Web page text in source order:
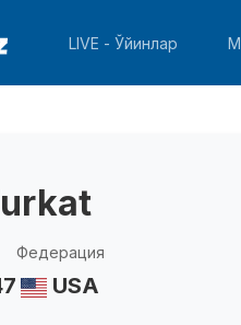
LIVE - Ўйинлар
Федерация
USA